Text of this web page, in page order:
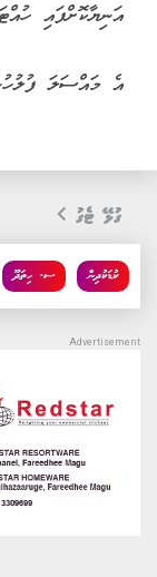
އަނިޔާކޮށްފައި ހުއްޓައި ފެނުނީ 37
އެ މައްސަލަ
ގުޅޭ ޓެގު
ސ. ހިތަދޫ ކުޑަކުދިން